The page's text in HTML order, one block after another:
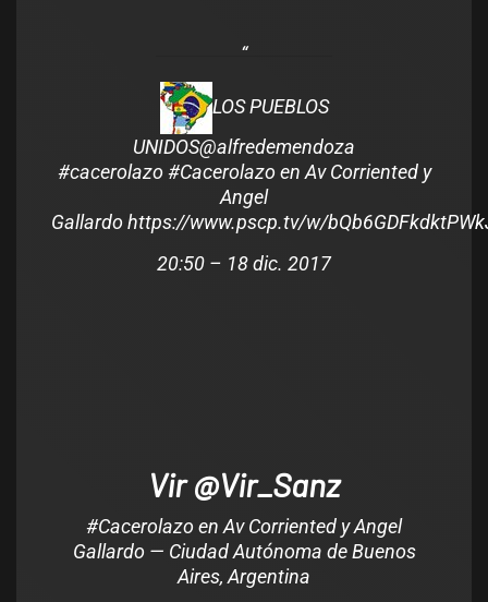
LOS PUEBLOS
UNIDOS@alfredemendoza
#cacerolazo #Cacerolazoen Av Corriented y
Angel
Gallardohttps://www.pscp.tv/w/bQb6GDFkdktP
20:50 – 18 dic. 2017
Vir @Vir_Sanz
#Cacerolazo en Av Corriented y Angel
Gallardo — Ciudad Autónoma de Buenos
Aires, Argentina